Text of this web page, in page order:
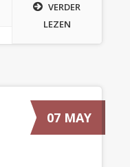
VERDER
LEZEN
07 MAY